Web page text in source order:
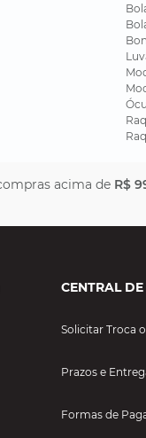
acima de R$
CENTRAL
Solicitar Troca
Prazos e
Formas de